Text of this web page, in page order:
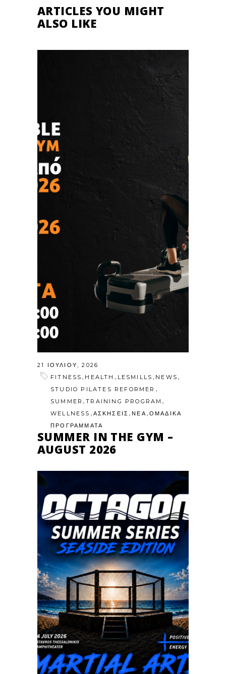
ARTICLES YOU MIGHT
ALSO LIKE
21 ΙΟΥΛΊΟΥ, 2026
FITNESS , HEALTH , LESMILLS , NEWS ,
STUDIO PILATES REFORMER ,
SUMMER ,TRAINING PROGRAM ,
WELLNESS , ΑΣΚΗΣΕΙΣ ,ΝΕΑ, ΟΜΑΔΙΚΑ
ΠΡΟΓΡΑΜΜΑΤΑ
SUMMER IN THE GYM –
AUGUST 2026